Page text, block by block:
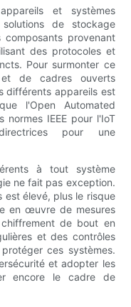
et systèmes
de stockage
provenant
des protocoles et
Pour surmonter ce
de cadres ouverts
différents appareils est
l'Open Automated
normes IEEE pour l'IoT
pour une
à tout système
ne fait pas exception.
est élevé, plus le risque
en œuvre de mesures
de bout en
et des contrôles
ces systèmes.
et adopter les
encore le cadre de